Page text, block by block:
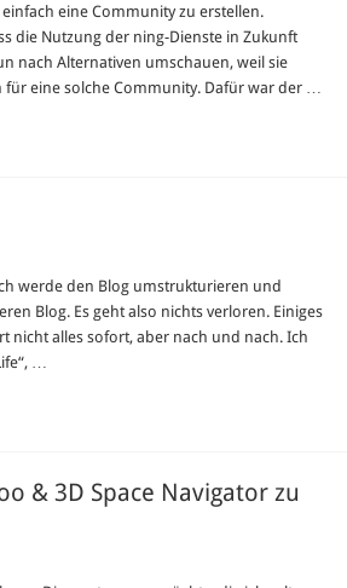
eine Community zu erstellen.
die Nutzung der ning-Dienste in Zukunft
nach Alternativen umschauen, weil sie
eine solche Community. Dafür war der …
werde den Blog umstrukturieren und
Blog. Es geht also nichts verloren. Einiges
nicht alles sofort, aber nach und nach. Ich
…
& 3D Space Navigator zu